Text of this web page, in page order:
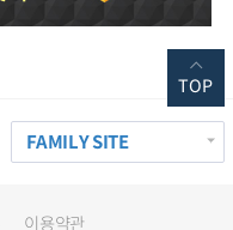
FAMILY SITE
이용약관
TOP